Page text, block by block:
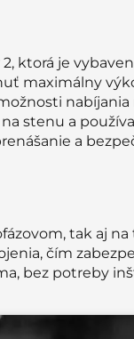
ktorá je
maximálny
nabíjania
stenu a
a
tak aj
čím
bez potreby